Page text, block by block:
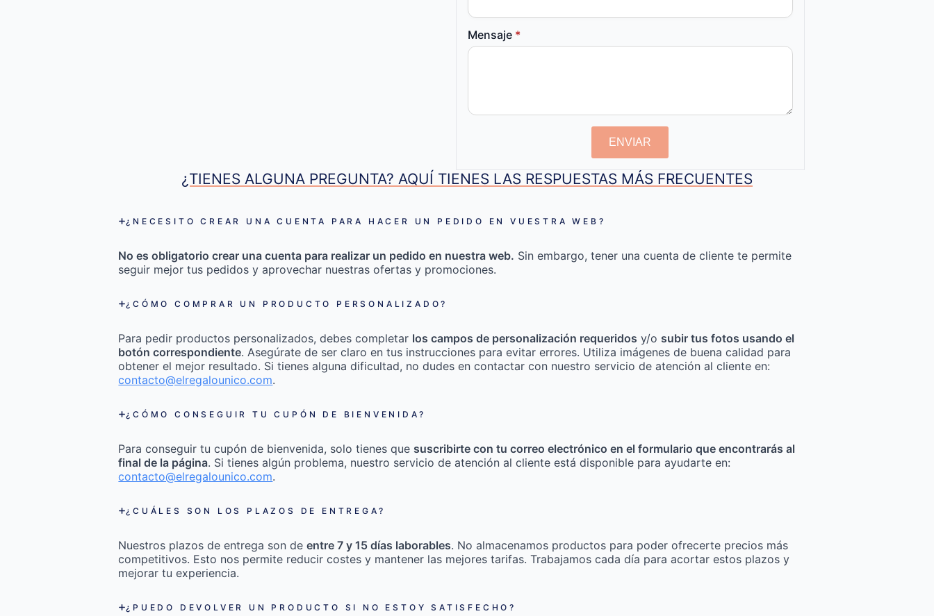
Mensaje *
ENVIAR
¿TIENES ALGUNA PREGUNTA? AQUÍ TIENES LAS RESPUESTAS MÁS FRECUENTES
¿NECESITO CREAR UNA CUENTA PARA HACER UN PEDIDO EN VUESTRA WEB?
No es obligatorio crear una cuenta para realizar un pedido en nuestra web. Sin embargo, tener una cuenta de cliente te permite
seguir mejor tus pedidos y aprovechar nuestras ofertas y promociones.
¿CÓMO COMPRAR UN PRODUCTO PERSONALIZADO?
Para pedir productos personalizados, debes completar los campos de personalización requeridos y/o subir tus fotos usando el
botón correspondiente. Asegúrate de ser claro en tus instrucciones para evitar errores. Utiliza imágenes de buena calidad para
obtener el mejor resultado. Si tienes alguna dificultad, no dudes en contactar con nuestro servicio de atención al cliente en:
contacto@elregalounico.com.
¿CÓMO CONSEGUIR TU CUPÓN DE BIENVENIDA?
Para conseguir tu cupón de bienvenida, solo tienes que suscribirte con tu correo electrónico en el formulario que encontrarás al
final de la página. Si tienes algún problema, nuestro servicio de atención al cliente está disponible para ayudarte en:
contacto@elregalounico.com.
¿CUÁLES SON LOS PLAZOS DE ENTREGA?
Nuestros plazos de entrega son deentre 7 y 15 días laborables. No almacenamos productos para poder ofrecerte precios más
competitivos. Esto nos permite reducir costes y mantener las mejores tarifas. Trabajamos cada día para acortar estos plazos y
mejorar tu experiencia.
¿PUEDO DEVOLVER UN PRODUCTO SI NO ESTOY SATISFECHO?